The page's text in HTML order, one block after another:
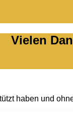
Vielen
haben und